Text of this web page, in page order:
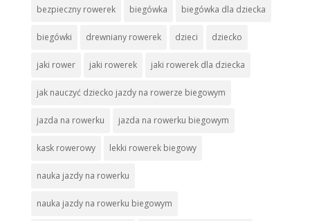
bezpieczny rowerek biegówka biegówka dla dziecka
biegówki drewniany rowerek dzieci dziecko
jaki rower jaki rowerek jaki rowerek dla dziecka
jak nauczyć dziecko jazdy na rowerze biegowym
jazda na rowerku jazda na rowerku biegowym
kask rowerowy lekki rowerek biegowy
nauka jazdy na rowerku
nauka jazdy na rowerku biegowym